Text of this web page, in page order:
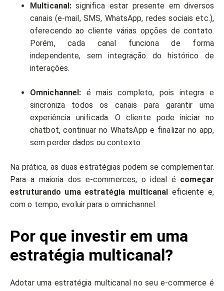
Multicanal: significa estar presente em diversos
canais (e-mail, SMS, WhatsApp, redes sociais etc.),
oferecendo ao cliente várias opções de contato.
Porém, cada canal funciona de forma
independente, sem integração do histórico de
interações.
Omnichannel: é mais completo, pois integra e
sincroniza todos os canais para garantir uma
experiência unificada. O cliente pode iniciar no
chatbot, continuar no WhatsApp e finalizar no app,
sem perder dados ou contexto.
Na prática, as duas estratégias podem se complementar.
Para a maioria dos e-commerces, o ideal é começar
estruturando uma estratégia multicanal eficiente e,
com o tempo, evoluir para o omnichannel.
Por que investir em uma
estratégia multicanal?
Adotar uma estratégia multicanal no seu e-commerce é